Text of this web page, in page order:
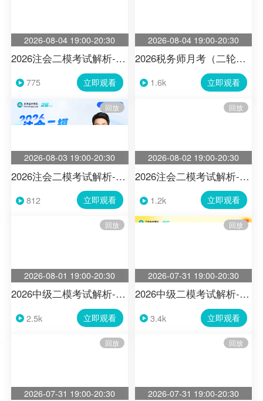
2026-08-04 19:00-20:30
2026注会二模考试解析-税法
775 立即观看
2026-08-04 19:00-20:30
2026税务师月考（二轮）复盘-税法（一）
1.6k 立即观看
2026-08-03 19:00-20:30
回放
2026注会二模考试解析-会计
812 立即观看
2026-08-02 19:00-20:30
回放
2026注会二模考试解析-财管
1.2k 立即观看
2026-08-01 19:00-20:30
回放
2026中级二模考试解析-财管
2.5k 立即观看
2026-07-31 19:00-20:30
回放
2026中级二模考试解析-经济法
3.4k 立即观看
2026-07-31 19:00-20:30
回放
2026-07-31 19:00-20:30
回放